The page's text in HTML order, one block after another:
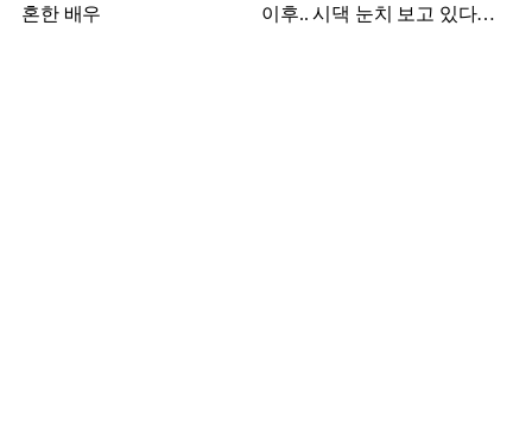
혼한 배우
이후.. 시댁 눈치 보고 있다는